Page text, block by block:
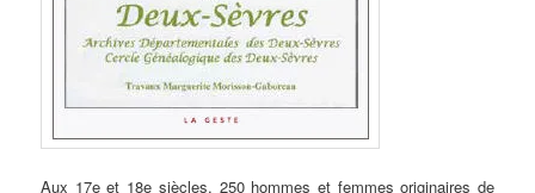
Aux 17e et 18e siècles, 250 hommes et femmes originaires de